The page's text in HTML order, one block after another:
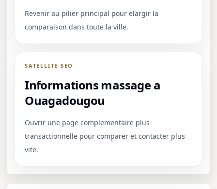
Revenir au pilier principal pour elargir la
comparaison dans toute la ville.
SATELLITE SEO
Informations massage a
Ouagadougou
Ouvrir une page complementaire plus
transactionnelle pour comparer et contacter plus
vite.